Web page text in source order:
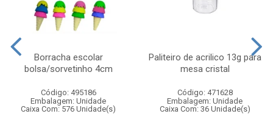
Borracha escolar
bolsa/sorvetinho 4cm
Código: 495186
Embalagem: Unidade
Caixa Com: 576 Unidade(s)
Paliteiro de acrilico 13g para
mesa cristal
Código: 471628
Embalagem: Unidade
Caixa Com: 36 Unidade(s)